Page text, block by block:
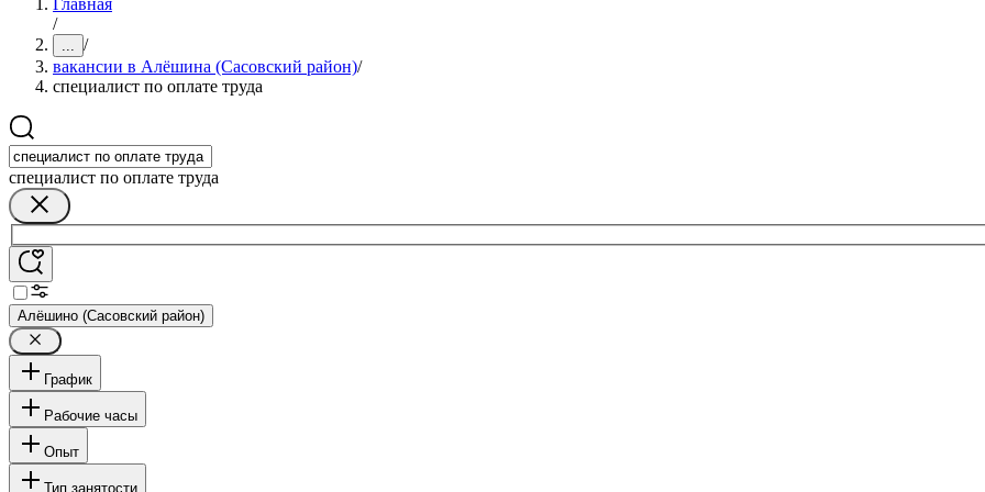
Главная
/
... /
вакансии в Алёшина (Сасовский район)/
специалист по оплате труда
специалист по оплате труда
Алёшино (Сасовский район)
График
Рабочие часы
Опыт
Тип занятости